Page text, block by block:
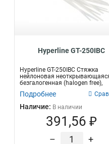
Hyperline GT-250IBC
Hyperline GT-250IBC Стяжка
нейлоновая
безгалогенная (halogen free),
250x3.6мм,...
Подробнее
Наличие: В наличии
391,56 ₽
– +